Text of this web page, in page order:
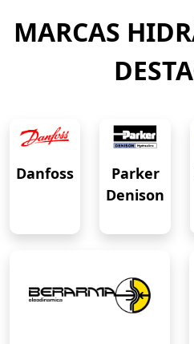
MARCAS
Danfoss
Parker
Denison